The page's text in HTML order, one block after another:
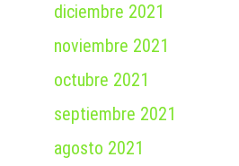
diciembre 2021
noviembre 2021
octubre 2021
septiembre 2021
agosto 2021